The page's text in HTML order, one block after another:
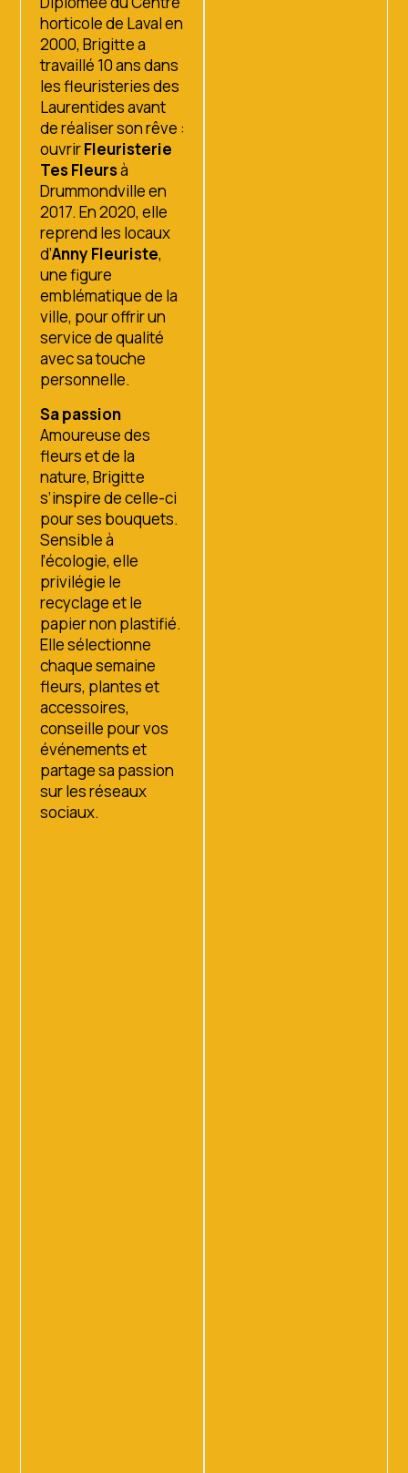
horticole de Laval en
2000, Brigitte a
travaillé 10 ans dans
les fleuristeries des
Laurentides avant
de réaliser son rêve :
ouvrirFleuristerie
Tes Fleursà
Drummondville en
2017. En 2020, elle
reprend les locaux
d’Anny Fleuriste,
une figure
emblématique de la
ville, pour offrir un
service de qualité
avec sa touche
personnelle.
Sa passion
Amoureuse des
fleurs et de la
nature, Brigitte
s’inspire de celle-ci
pour ses bouquets.
Sensible à
l’écologie, elle
privilégie le
recyclage et le
papier non plastifié.
Elle sélectionne
chaque semaine
fleurs, plantes et
accessoires,
conseille pour vos
événements et
partage sa passion
sur les réseaux
sociaux.